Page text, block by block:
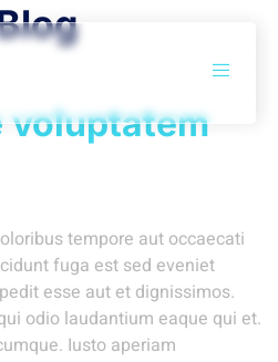
voluptatem
tempore aut occaecati
fuga est sed eveniet
esse aut et dignissimos.
odio laudantium eaque qui et.
Iusto aperiam